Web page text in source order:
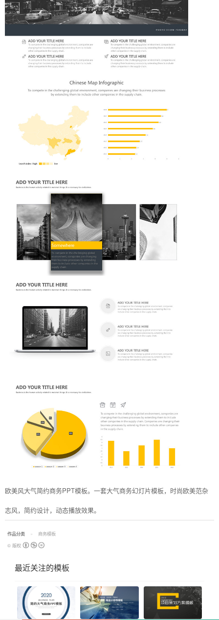
欧美风大气简约商务PPT模板。一套大气商务幻灯片模板，时尚欧美范杂
志风，简约设计，动态播放效果。
作品分类
商务模板
© 版权
最近关注的模板